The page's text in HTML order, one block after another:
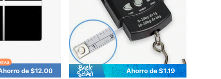
de $12.00 Ahorro de $1.19